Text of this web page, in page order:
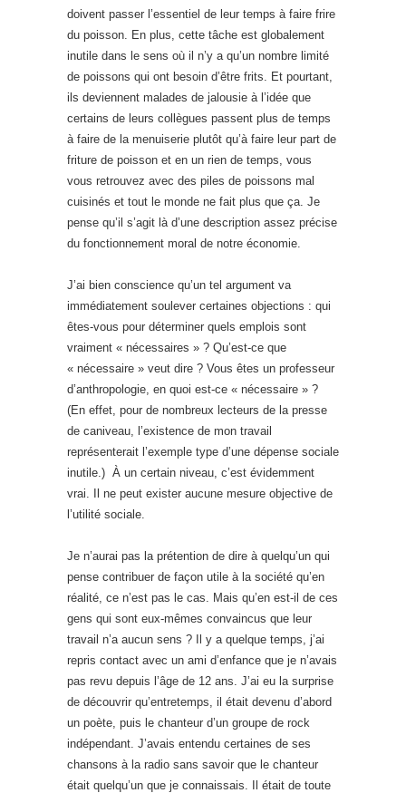
doivent passer l’essentiel de leur temps à faire frire
du poisson. En plus, cette tâche est globalement
inutile dans le sens où il n’y a qu’un nombre limité
de poissons qui ont besoin d’être frits. Et pourtant,
ils deviennent malades de jalousie à l’idée que
certains de leurs collègues passent plus de temps
à faire de la menuiserie plutôt qu’à faire leur part de
friture de poisson et en un rien de temps, vous
vous retrouvez avec des piles de poissons mal
cuisinés et tout le monde ne fait plus que ça. Je
pense qu’il s’agit là d’une description assez précise
du fonctionnement moral de notre économie.
J’ai bien conscience qu’un tel argument va
immédiatement soulever certaines objections : qui
êtes-vous pour déterminer quels emplois sont
vraiment « nécessaires » ? Qu’est-ce que
« nécessaire » veut dire ? Vous êtes un professeur
d’anthropologie, en quoi est-ce « nécessaire » ?
(En effet, pour de nombreux lecteurs de la presse
de caniveau, l’existence de mon travail
représenterait l’exemple type d’une dépense sociale
inutile.) À un certain niveau, c’est évidemment
vrai. Il ne peut exister aucune mesure objective de
l’utilité sociale.
Je n’aurai pas la prétention de dire à quelqu’un qui
pense contribuer de façon utile à la société qu’en
réalité, ce n’est pas le cas. Mais qu’en est-il de ces
gens qui sont eux-mêmes convaincus que leur
travail n’a aucun sens ? Il y a quelque temps, j’ai
repris contact avec un ami d’enfance que je n’avais
pas revu depuis l’âge de 12 ans. J’ai eu la surprise
de découvrir qu’entretemps, il était devenu d’abord
un poète, puis le chanteur d’un groupe de rock
indépendant. J’avais entendu certaines de ses
chansons à la radio sans savoir que le chanteur
était quelqu’un que je connaissais. Il était de toute